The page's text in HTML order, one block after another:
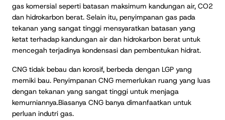
gas komersial seperti batasan maksimum kandungan air, CO2
dan hidrokarbon berat. Selain itu, penyimpanan gas pada
tekanan yang sangat tinggi mensyaratkan batasan yang
ketat terhadap kandungan air dan hidrokarbon berat untuk
mencegah terjadinya kondensasi dan pembentukan hidrat.
CNG tidak bebau dan korosif, berbeda dengan LGP yang
memiki bau. Penyimpanan CNG memerlukan ruang yang luas
dengan tekanan yang sangat tinggi untuk menjaga
kemurniannya.Biasanya CNG banya dimanfaatkan untuk
perluan indutri gas.